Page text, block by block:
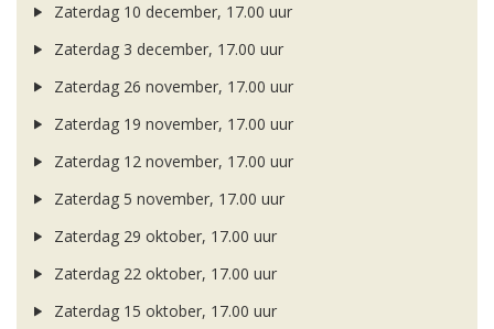
Zaterdag 10 december, 17.00 uur
Zaterdag 3 december, 17.00 uur
Zaterdag 26 november, 17.00 uur
Zaterdag 19 november, 17.00 uur
Zaterdag 12 november, 17.00 uur
Zaterdag 5 november, 17.00 uur
Zaterdag 29 oktober, 17.00 uur
Zaterdag 22 oktober, 17.00 uur
Zaterdag 15 oktober, 17.00 uur